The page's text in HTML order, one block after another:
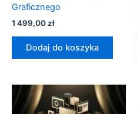
Graficznego
1 499,00zł
Dodaj do koszyka